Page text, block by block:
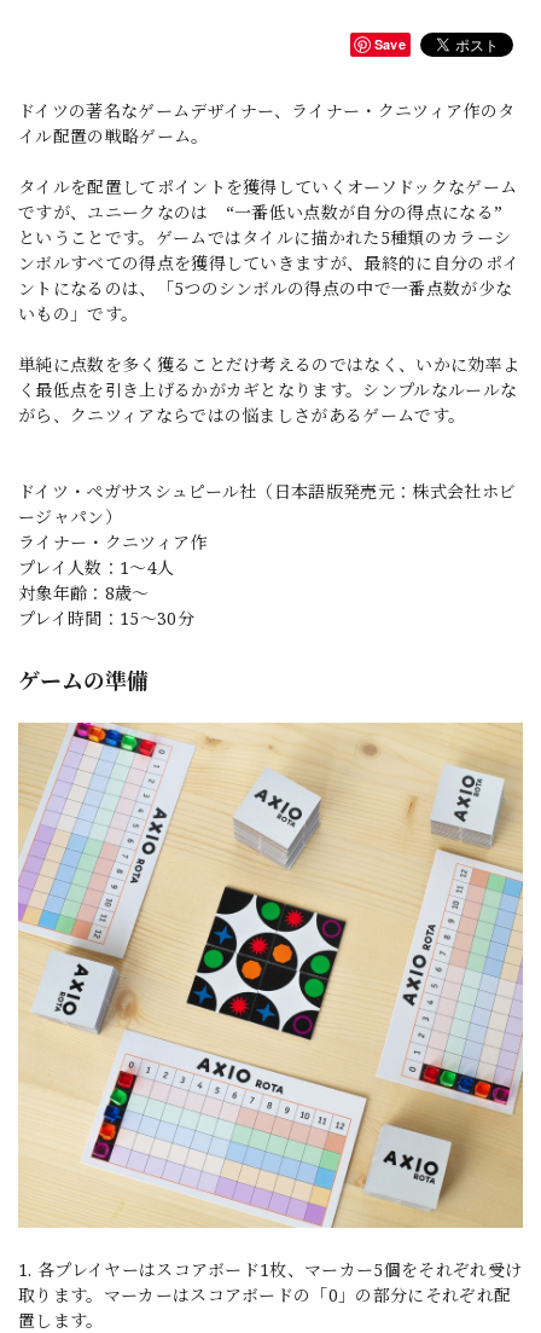
Save
ドイツの著名なゲームデザイナー、ライナー・クニツィア作のタ
イル配置の戦略ゲーム。
タイルを配置してポイントを獲得していくオーソドックなゲーム
ですが、ユニークなのは “一番低い点数が自分の得点になる”
ということです。ゲームではタイルに描かれた5種類のカラーシ
ンボルすべての得点を獲得していきますが、最終的に自分のポイ
ントになるのは、「5つのシンボルの得点の中で一番点数が少な
いもの」です。
単純に点数を多く獲ることだけ考えるのではなく、いかに効率よ
く最低点を引き上げるかがカギとなります。シンプルなルールな
がら、クニツィアならではの悩ましさがあるゲームです。
ドイツ・ペガサスシュピール社（日本語版発売元：株式会社ホビ
ージャパン）
ライナー・クニツィア作
プレイ人数：1〜4人
対象年齢：8歳〜
プレイ時間：15〜30分
ゲームの準備
1. 各プレイヤーはスコアボード1枚、マーカー5個をそれぞれ受け
取ります。マーカーはスコアボードの「0」の部分にそれぞれ配
置します。